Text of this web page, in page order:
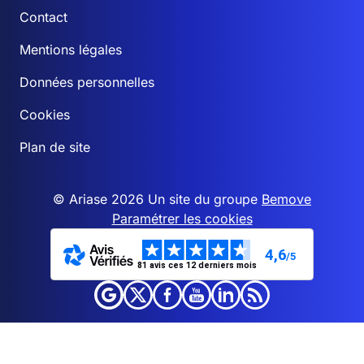
Contact
Mentions légales
Données personnelles
Cookies
Plan de site
© Ariase 2026 Un site du groupe Bemove
Paramétrer les cookies
81 avis ces 12 derniers mois
4,6/5